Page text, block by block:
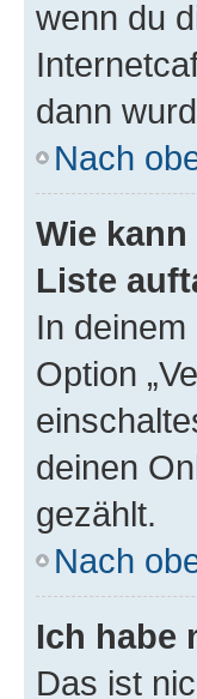
wenn du
dann
Nach
Wie
Liste
In
Option
deinen
gezählt.
Nach
Ich habe
Das ist